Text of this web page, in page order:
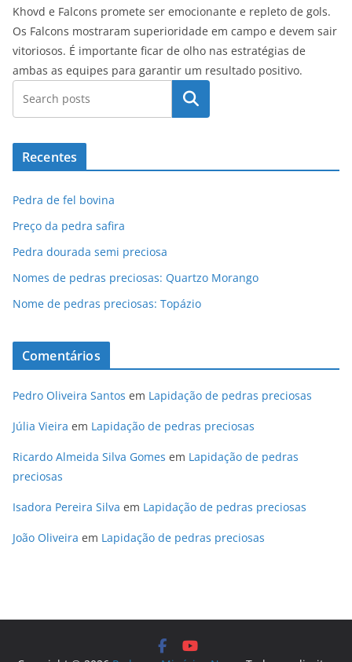
Khovd e Falcons promete ser emocionante e repleto de gols.
Os Falcons mostraram superioridade em campo e devem sair
vitoriosos. É importante ficar de olho nas estratégias de
ambas as equipes para garantir um resultado positivo.
Pesquisar
Recentes
Pedra de fel bovina
Preço da pedra safira
Pedra dourada semi preciosa
Nomes de pedras preciosas: Quartzo Morango
Nome de pedras preciosas: Topázio
Comentários
Pedro Oliveira Santos em Lapidação de pedras preciosas
Júlia Vieira em Lapidação de pedras preciosas
Ricardo Almeida Silva Gomes em Lapidação de pedras
preciosas
Isadora Pereira Silva em Lapidação de pedras preciosas
João Oliveira em Lapidação de pedras preciosas